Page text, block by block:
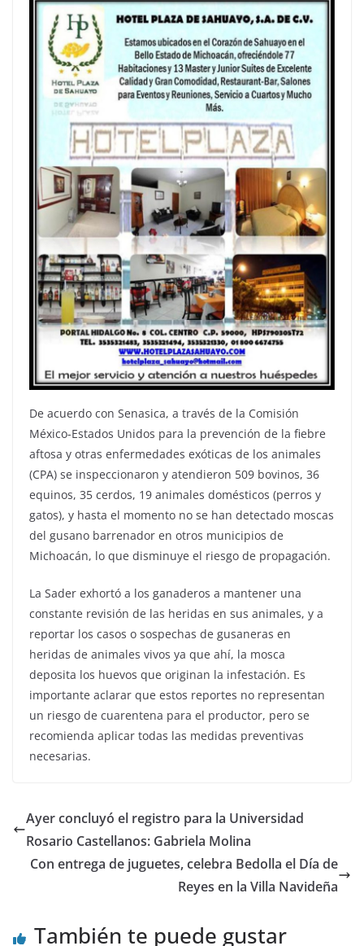
De acuerdo con Senasica, a través de la Comisión
México-Estados Unidos para la prevención de la fiebre
aftosa y otras enfermedades exóticas de los animales
(CPA) se inspeccionaron y atendieron 509 bovinos, 36
equinos, 35 cerdos, 19 animales domésticos (perros y
gatos), y hasta el momento no se han detectado moscas
del gusano barrenador en otros municipios de
Michoacán, lo que disminuye el riesgo de propagación.
La Sader exhortó a los ganaderos a mantener una
constante revisión de las heridas en sus animales, y a
reportar los casos o sospechas de gusaneras en
heridas de animales vivos ya que ahí, la mosca
deposita los huevos que originan la infestación. Es
importante aclarar que estos reportes no representan
un riesgo de cuarentena para el productor, pero se
recomienda aplicar todas las medidas preventivas
necesarias.
Ayer concluyó el registro para la Universidad
Rosario Castellanos: Gabriela Molina
Con entrega de juguetes, celebra Bedolla el Día de
Reyes en la Villa Navideña
También te puede gustar